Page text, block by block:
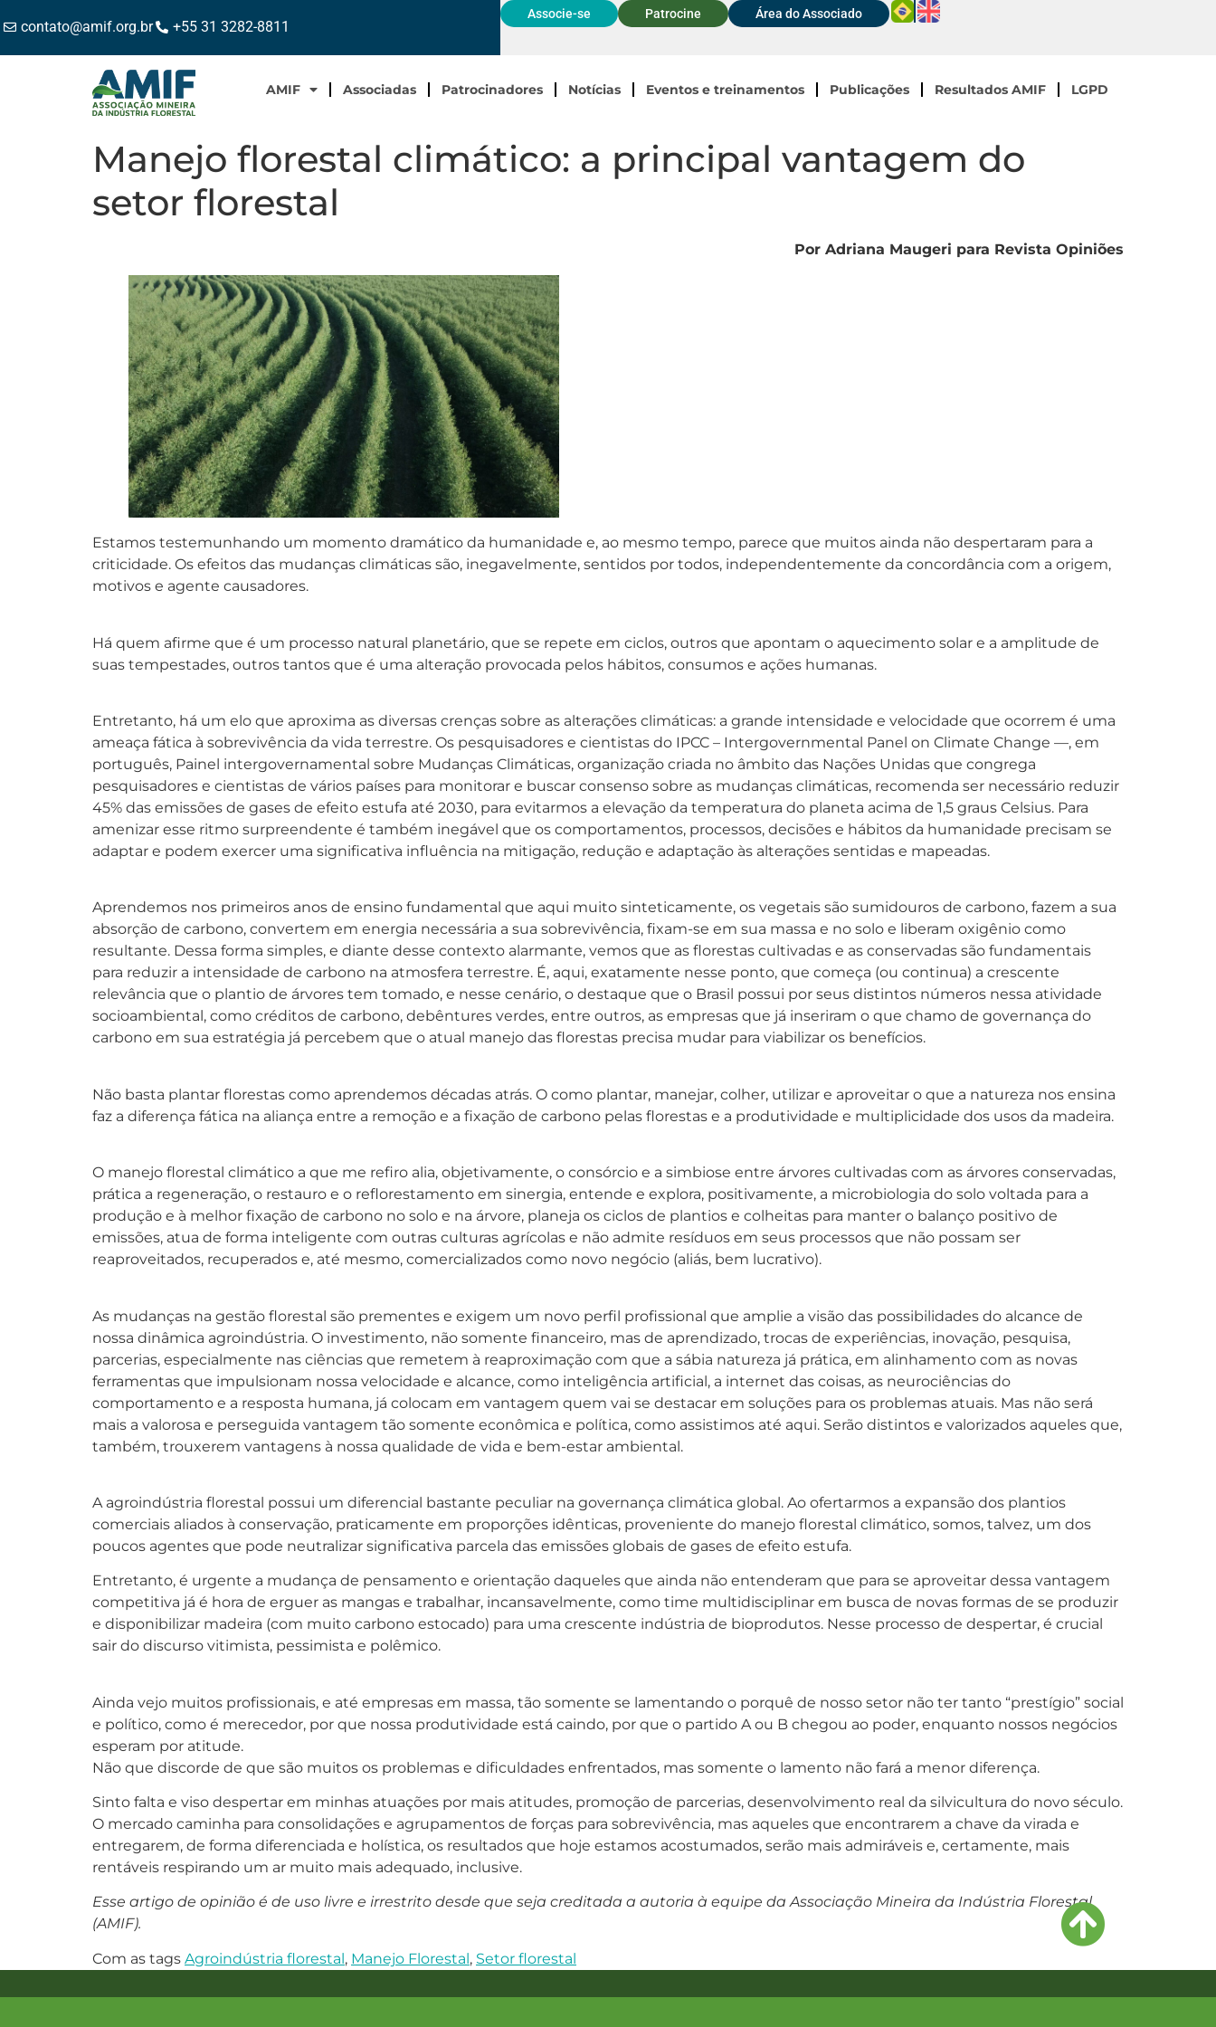
contato@amif.org.br +55 31 3282-8811
Associe-se Patrocine Área do Associado
AMIF Associadas Patrocinadores Notícias Eventos e treinamentos Publicações Resultados AMIF LGPD
Manejo florestal climático: a principal vantagem do
setor florestal
Por Adriana Maugeri para Revista Opiniões
Estamos testemunhando um momento dramático da humanidade e, ao mesmo tempo, parece que muitos ainda não despertaram para a
criticidade. Os efeitos das mudanças climáticas são, inegavelmente, sentidos por todos, independentemente da concordância com a origem,
motivos e agente causadores.
Há quem afirme que é um processo natural planetário, que se repete em ciclos, outros que apontam o aquecimento solar e a amplitude de
suas tempestades, outros tantos que é uma alteração provocada pelos hábitos, consumos e ações humanas.
Entretanto, há um elo que aproxima as diversas crenças sobre as alterações climáticas: a grande intensidade e velocidade que ocorrem é uma
ameaça fática à sobrevivência da vida terrestre. Os pesquisadores e cientistas do IPCC – Intergovernmental Panel on Climate Change —, em
português, Painel intergovernamental sobre Mudanças Climáticas, organização criada no âmbito das Nações Unidas que congrega
pesquisadores e cientistas de vários países para monitorar e buscar consenso sobre as mudanças climáticas, recomenda ser necessário reduzir
45% das emissões de gases de efeito estufa até 2030, para evitarmos a elevação da temperatura do planeta acima de 1,5 graus Celsius. Para
amenizar esse ritmo surpreendente é também inegável que os comportamentos, processos, decisões e hábitos da humanidade precisam se
adaptar e podem exercer uma significativa influência na mitigação, redução e adaptação às alterações sentidas e mapeadas.
Aprendemos nos primeiros anos de ensino fundamental que aqui muito sinteticamente, os vegetais são sumidouros de carbono, fazem a sua
absorção de carbono, convertem em energia necessária a sua sobrevivência, fixam-se em sua massa e no solo e liberam oxigênio como
resultante. Dessa forma simples, e diante desse contexto alarmante, vemos que as florestas cultivadas e as conservadas são fundamentais
para reduzir a intensidade de carbono na atmosfera terrestre. É, aqui, exatamente nesse ponto, que começa (ou continua) a crescente
relevância que o plantio de árvores tem tomado, e nesse cenário, o destaque que o Brasil possui por seus distintos números nessa atividade
socioambiental, como créditos de carbono, debêntures verdes, entre outros, as empresas que já inseriram o que chamo de governança do
carbono em sua estratégia já percebem que o atual manejo das florestas precisa mudar para viabilizar os benefícios.
Não basta plantar florestas como aprendemos décadas atrás. O como plantar, manejar, colher, utilizar e aproveitar o que a natureza nos ensina
faz a diferença fática na aliança entre a remoção e a fixação de carbono pelas florestas e a produtividade e multiplicidade dos usos da madeira.
O manejo florestal climático a que me refiro alia, objetivamente, o consórcio e a simbiose entre árvores cultivadas com as árvores conservadas,
prática a regeneração, o restauro e o reflorestamento em sinergia, entende e explora, positivamente, a microbiologia do solo voltada para a
produção e à melhor fixação de carbono no solo e na árvore, planeja os ciclos de plantios e colheitas para manter o balanço positivo de
emissões, atua de forma inteligente com outras culturas agrícolas e não admite resíduos em seus processos que não possam ser
reaproveitados, recuperados e, até mesmo, comercializados como novo negócio (aliás, bem lucrativo).
As mudanças na gestão florestal são prementes e exigem um novo perfil profissional que amplie a visão das possibilidades do alcance de
nossa dinâmica agroindústria. O investimento, não somente financeiro, mas de aprendizado, trocas de experiências, inovação, pesquisa,
parcerias, especialmente nas ciências que remetem à reaproximação com que a sábia natureza já prática, em alinhamento com as novas
ferramentas que impulsionam nossa velocidade e alcance, como inteligência artificial, a internet das coisas, as neurociências do
comportamento e a resposta humana, já colocam em vantagem quem vai se destacar em soluções para os problemas atuais. Mas não será
mais a valorosa e perseguida vantagem tão somente econômica e política, como assistimos até aqui. Serão distintos e valorizados aqueles que,
também, trouxerem vantagens à nossa qualidade de vida e bem-estar ambiental.
A agroindústria florestal possui um diferencial bastante peculiar na governança climática global. Ao ofertarmos a expansão dos plantios
comerciais aliados à conservação, praticamente em proporções idênticas, proveniente do manejo florestal climático, somos, talvez, um dos
poucos agentes que pode neutralizar significativa parcela das emissões globais de gases de efeito estufa.
Entretanto, é urgente a mudança de pensamento e orientação daqueles que ainda não entenderam que para se aproveitar dessa vantagem
competitiva já é hora de erguer as mangas e trabalhar, incansavelmente, como time multidisciplinar em busca de novas formas de se produzir
e disponibilizar madeira (com muito carbono estocado) para uma crescente indústria de bioprodutos. Nesse processo de despertar, é crucial
sair do discurso vitimista, pessimista e polêmico.
Ainda vejo muitos profissionais, e até empresas em massa, tão somente se lamentando o porquê de nosso setor não ter tanto “prestígio” social
e político, como é merecedor, por que nossa produtividade está caindo, por que o partido A ou B chegou ao poder, enquanto nossos negócios
esperam por atitude.
Não que discorde de que são muitos os problemas e dificuldades enfrentados, mas somente o lamento não fará a menor diferença.
Sinto falta e viso despertar em minhas atuações por mais atitudes, promoção de parcerias, desenvolvimento real da silvicultura do novo século.
O mercado caminha para consolidações e agrupamentos de forças para sobrevivência, mas aqueles que encontrarem a chave da virada e
entregarem, de forma diferenciada e holística, os resultados que hoje estamos acostumados, serão mais admiráveis e, certamente, mais
rentáveis respirando um ar muito mais adequado, inclusive.
Esse artigo de opinião é de uso livre e irrestrito desde que seja creditada a autoria à equipe da Associação Mineira da Indústria Florestal
(AMIF).
Com as tags Agroindústria florestal, Manejo Florestal, Setor florestal